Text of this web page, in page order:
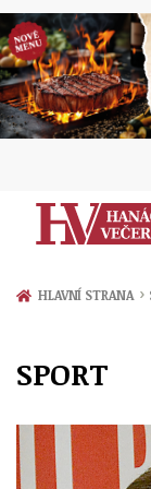
Zprávy
Přerov
Politika
Ekonomika
Kultura
Hudba
Společnost
Ženy
Sport
HLAVNÍ STRANA ›
SPORT